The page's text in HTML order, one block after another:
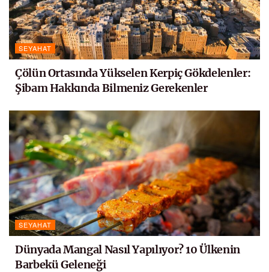
SEYAHAT
Çölün Ortasında Yükselen Kerpiç Gökdelenler:
Şibam Hakkında Bilmeniz Gerekenler
SEYAHAT
Dünyada Mangal Nasıl Yapılıyor? 10 Ülkenin
Barbekü Geleneği